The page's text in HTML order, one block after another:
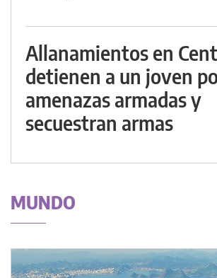
Allanamientos en
detienen a un joven
amenazas armadas y
secuestran armas
MUNDO